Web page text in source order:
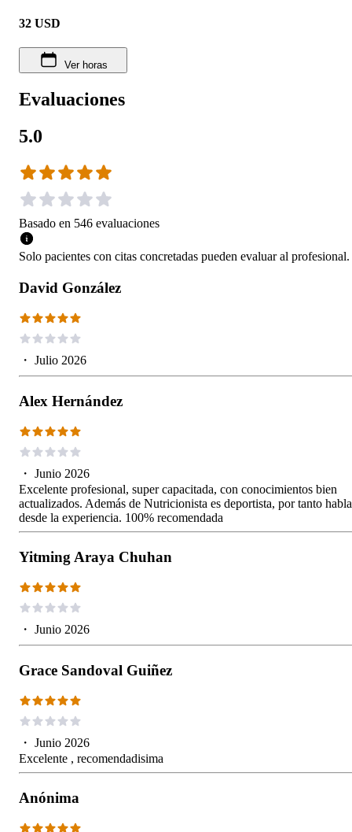
32 USD
Ver horas
Evaluaciones
5.0
Basado en 546 evaluaciones
Solo pacientes con citas concretadas pueden evaluar al profesional.
David González
・ Julio 2026
Alex Hernández
・ Junio 2026
Excelente profesional, super capacitada, con conocimientos bien
actualizados. Además de Nutricionista es deportista, por tanto habla
desde la experiencia. 100% recomendada
Yitming Araya Chuhan
・ Junio 2026
Grace Sandoval Guiñez
・ Junio 2026
Excelente , recomendadisima
Anónima